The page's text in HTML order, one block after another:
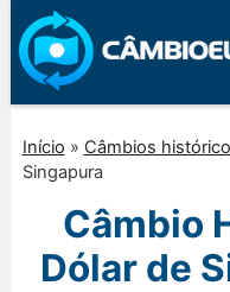
Início » Câmbios
Singapura
Câmbio
Dólar de